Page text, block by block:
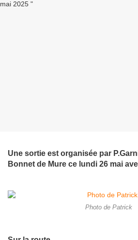
Une sortie est organisée par
Bonnet de Mure ce lundi 26 mai
Photo de Patrick